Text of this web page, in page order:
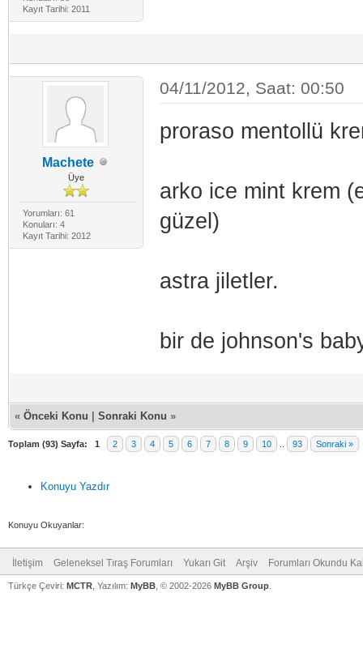
Kayıt Tarihi: 2011
Machete
Üye
Yorumları: 61
Konuları: 4
Kayıt Tarihi: 2012
04/11/2012, Saat: 00:50
proraso mentollü
arko ice mint krem
güzel)
astra jiletler.
bir de johnson's
« Önceki Konu Sonraki Konu »
Toplam (93) Sayfa: 1 2 3 4 5 6 7 8 9 10 93 Sonraki »
Konuyu Yazdır
Konuyu Okuyanlar:
İletişim Geleneksel Tıraş Forumları Yukarı Git Arşiv Forumları Okundu
Türkçe Çeviri: MCTR , Yazılım: MyBB , © 2002-2026 MyBB Group